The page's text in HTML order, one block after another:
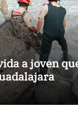
a joven